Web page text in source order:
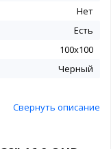
Нет
Есть
100x100
Черный
Свернуть описание